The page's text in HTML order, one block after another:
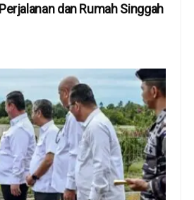
dan Rumah Singgah